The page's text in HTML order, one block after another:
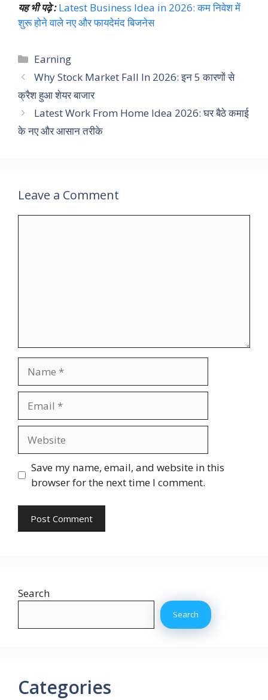
यह भी पढ़े :Latest Business Idea in 2026: कम निवेश में
शुरू होने वाले नए और फायदेमंद बिजनेस
Categories
Earning
Why Stock Market Fall In 2026: इन 5 कारणों से
क्रैश हुआ शेयर बाजार
Latest Work From Home Idea 2026: घर बैठे कमाई
के नए और आसान तरीके
Leave a Comment
Save my name, email, and website in this
browser for the next time I comment.
Search
Search
Categories